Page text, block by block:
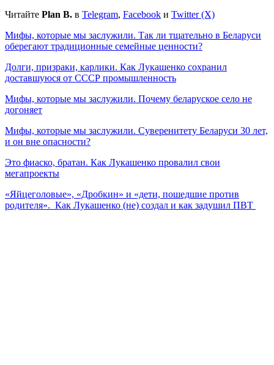
Читайте Plan B. в Telegram, Facebook и Twitter (X)
Мифы, которые мы заслужили. Так ли тщательно в Беларуси
оберегают традиционные семейные ценности?
Долги, призраки, карлики. Как Лукашенко сохранил
доставшуюся от СССР промышленность
Мифы, которые мы заслужили. Почему беларуское село не
догоняет
Мифы, которые мы заслужили. Суверенитету Беларуси 30 лет,
и он вне опасности?
Это фиаско, братан. Как Лукашенко провалил свои
мегапроекты
«Яйцеголовые», «Дробкин» и «дети, пошедшие против
родителя». Как Лукашенко (не) создал и как задушил ПВТ